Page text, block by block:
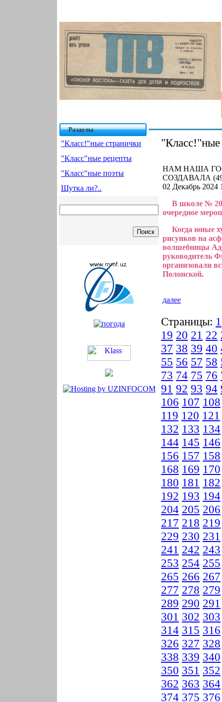
Разделы
"Класс!"ные странички
"Класс"ные рецепты
"Класс"ные поэты
Шутка ли?..
"Класс!"ные
НАМ НАША
СОЗДАВАЛА
02 Декабрь 2024
В школе №
очередное
Когда юные
рисунков на
волшебницы
руководитель
организовали
Полонской.
далее
Страницы: 1
19 20 21 22
37 38 39 40
55 56 57 58
73 74 75 76
91 92 93 94
106 107 108
119 120 121
132 133 134
144 145 146
156 157 158
168 169 170
180 181 182
192 193 194
204 205 206
217 218 219
229 230 231
241 242 243
253 254 255
265 266 267
277 278 279
289 290 291
301 302 303
314 315 316
326 327 328
338 339 340
350 351 352
362 363 364
374 375 376